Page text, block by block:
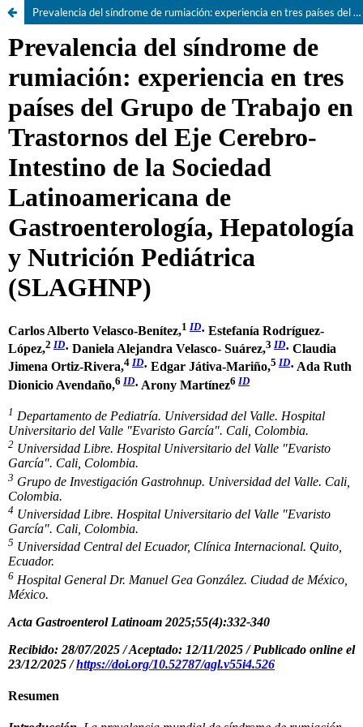
Prevalencia del síndrome de rumiación: experiencia en tres países del Grupo de Trabajo en Trastornos del Eje Cerebro-Intestino de la Sociedad Latinoamericana de Gastroenterología, Hepatología y Nutrición Pediátrica (SLAGHNP)